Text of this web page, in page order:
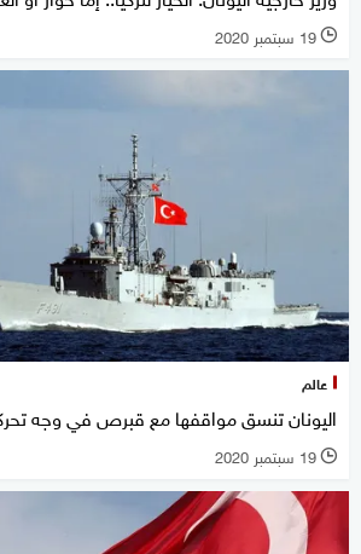
l 19 سبتمبر 2020
عالم
اليونان تنسق مواقفها مع قبرص في وجه
l 19 سبتمبر 2020